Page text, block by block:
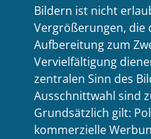
Bildern ist nicht
Vergrößerungen, die
Aufbereitung zum
Vervielfältigung
zentralen Sinn des
Ausschnittwahl sind
Grundsätzlich gilt:
kommerzielle